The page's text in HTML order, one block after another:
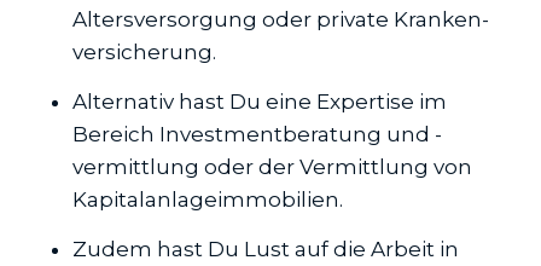
Altersversorgung oder private Kranken­
versicherung.
Alternativ hast Du eine Expertise im
Bereich Investmentberatung und -
vermittlung oder der Vermittlung von
Kapitalanlageimmobilien.
Zudem hast Du Lust auf die Arbeit in